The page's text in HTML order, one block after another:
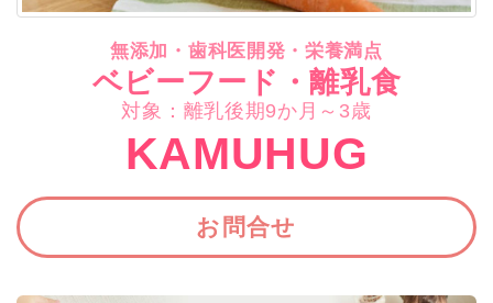
無添加・歯科医開発・栄養満点
ベビーフード・離乳食
対象：離乳後期9か月～3歳
KAMUHUG
お問合せ